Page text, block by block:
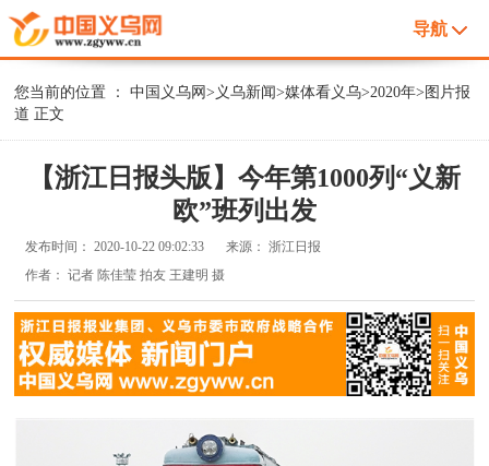
导航
您当前的位置 ：中国义乌网> 义乌新闻>媒体看义乌>2020年> 图片报
道 正文
【浙江日报头版】今年第1000列“义新
欧”班列出发
发布时间：2020-10-22 09:02:33 来源：浙江日报
作者：记者 陈佳莹 拍友 王建明 摄